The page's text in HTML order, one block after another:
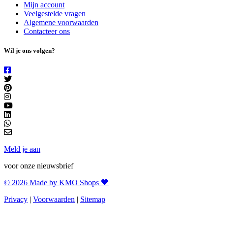
Mijn account
Veelgestelde vragen
Algemene voorwaarden
Contacteer ons
Wil je ons volgen?
Meld je aan
voor onze nieuwsbrief
© 2026 Made by KMO Shops 💙
Privacy | Voorwaarden | Sitemap